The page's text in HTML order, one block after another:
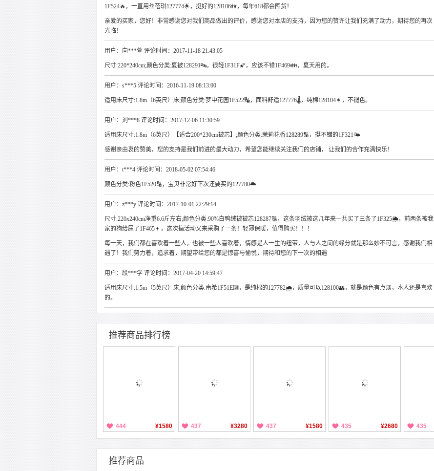
1F524🔥，一直用丝蓓琪127774🌟，挺好的128106👫，每年618都会囤货！
亲爱的买家，您好！非常感谢您对我们商品做出的评价，感谢您对本店的支持，因为您的赞许让我们充满了动力，期待您的再次
光临！
用户：向***萱 评论时间：2017-11-18 21:43:05
尺寸:220*240cm;颜色分类:夏被128291🔤，很轻1F31F🌠，应该不错1F469👪，夏天用的。
用户：s***5 评论时间：2016-11-19 08:13:00
适用床尺寸:1.8m（6英尺）床;颜色分类:梦中花园1F522🔣，面料舒适127776🌡，纯棉128104👩，不褪色。
用户：刘***8 评论时间：2017-12-06 11:30:59
适用床尺寸:1.8m（6英尺）【适合200*230cm被芯】;颜色分类:茉莉花香128289🔢，挺不错的1F321🌤
感谢亲由衷的赞美，您的支持是我们前进的最大动力，希望您能继续关注我们的店铺， 让我们的合作充满快乐！
用户：t***4 评论时间：2018-05-02 07:54:46
颜色分类:粉色1F520🔡，宝贝非常好下次还要买的127780🌥
用户：z***y 评论时间：2017-10-01 22:29:14
尺寸:220x240cm净重6.6斤左右;颜色分类:90%白鸭绒被被芯128287🔠，这条羽绒被这几年来一共买了三条了1F325🌦，前两条被我
家的狗给尿了1F465👦，这次搞活动又来采购了一条！轻薄保暖，值得购买！！！
每一天，我们都在喜欢着一些人，也被一些人喜欢着，情感是人一生的纽带，人与人之间的缘分就是那么妙不可言，感谢我们相
遇了！我们努力着，追求着，期望带给您的都是惊喜与愉悦，期待和您的下一次的相遇
用户：段***学 评论时间：2017-04-20 14:59:47
适用床尺寸:1.5m（5英尺）床;颜色分类:南希1F51E🔟，是纯棉的127782🌧，质量可以128100👥，就是颜色有点淡，本人还是喜欢
的。
推荐商品排行榜
444 ¥1580 437 ¥3280 437 ¥1580 435 ¥2680 435
推荐商品